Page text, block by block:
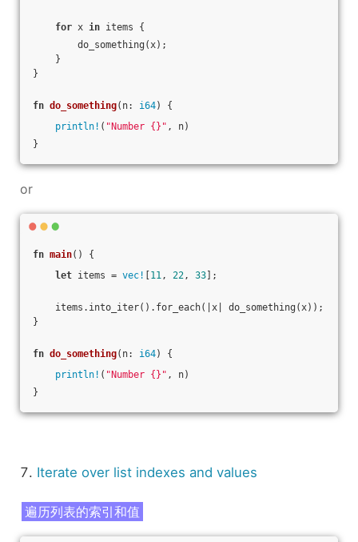
for x in items {
do_something(x);
}
}
fn do_something(n: i64) {
println! ( "Number {}" , n)
}
or
fn main() {
let items = vec! 11, 22, 33 ];
items.into_iter().for_each(|x| do_something(x));
}
fn do_something(n: i64) {
println! ( "Number {}" , n)
}
7. Iterate over list indexes and values
遍历列表的索引和值